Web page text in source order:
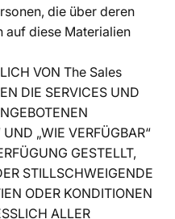
die über deren
auf diese Materialien
VON The Sales
DIE SERVICES UND
„WIE VERFÜGBAR“
GESTELLT,
STILLSCHWEIGENDE
ODER KONDITIONEN
ALLER